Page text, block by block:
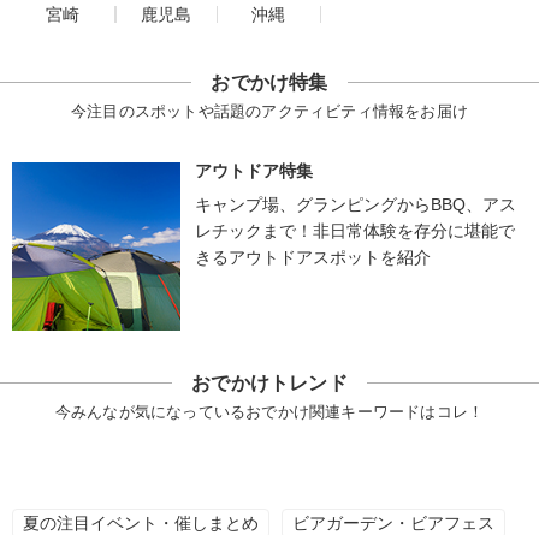
宮崎
鹿児島 沖縄
おでかけ特集
今注目のスポットや話題のアクティビティ情報をお届け
アウトドア特集
キャンプ場、グランピングからBBQ、アス
レチックまで！非日常体験を存分に堪能で
きるアウトドアスポットを紹介
おでかけトレンド
今みんなが気になっているおでかけ関連キーワードはコレ！
夏の注目イベント・催しまとめ ビアガーデン・ビアフェス